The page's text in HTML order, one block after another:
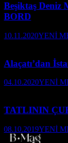
Beşiktaş Deniz
BORD
10.11.2020YENİ
Alaçatı’dan
04.10.2020YENİ
TATLININ
08.10.2019YENİ